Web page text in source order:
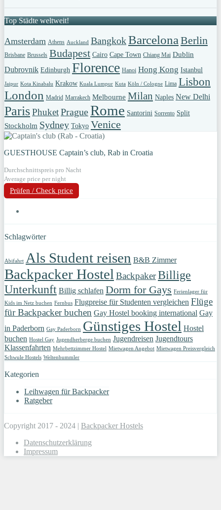
Top Städte weltweit!
Amsterdam Athens Auckland BangkokBarcelonaBerlin
Brisbane Brussels Budapest Cairo Cape Town Chiang Mai Dublin
Dubrovnik Edinburgh Florence Hanoi Hong Kong Istanbul
Jaipur Kota Kinabalu Krakow Kuala Lumpur Kuta Köln / Cologne Lima Lisbon
London Madrid Marrakech Melbourne Milan Naples New Delhi
ParisPhuketPragueRome Santorini Sorrento Split
Stockholm Sydney Tokyo Venice
GUESTHOUSE Captain’s club, Rab in Croatia
Durchschnittspreis pro Nacht
Average price per night
Prüfen / Check price
Schlagwörter
Abifahrt Als Student reisen B&B Zimmer
Backpacker HostelBackpakerBillige
Unterkunft Billig schlafen Dorm for Gays Ferienlager für
Kids im Netz buchen Fernbus Flugpreise für Studenten vergleichen Flüge
für Backpacker buchen Gay Hostel booking international Gay
in Paderborn Gay Paderborn Günstiges Hostel Hostel
buchen Hostel Gay Jugendherberge buchen Jugendreisen Jugendtours
Klassenfahrten Mehrbettzimmer Hostel Mietwagen Angebot Mietwagen Preisvergleich
Schwule Hostels Weltenbummler
Kategorien
Leihwagen für Backpacker
Ratgeber
Copyright 2017 - 2024 | Backpacker Hostels
Datenschutzerklärung
Impressum